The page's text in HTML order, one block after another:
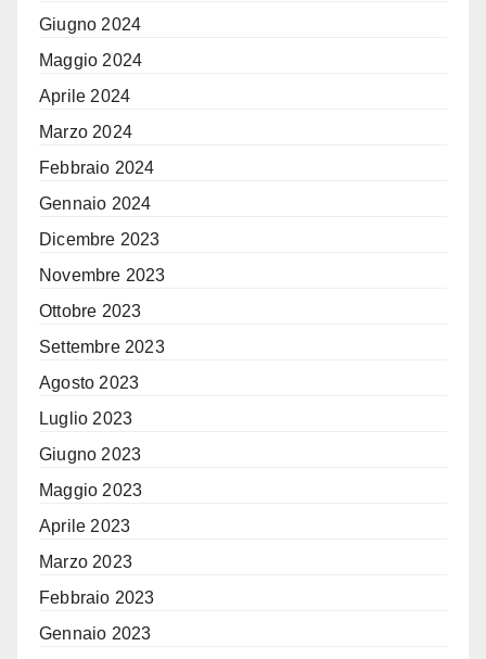
Giugno 2024
Maggio 2024
Aprile 2024
Marzo 2024
Febbraio 2024
Gennaio 2024
Dicembre 2023
Novembre 2023
Ottobre 2023
Settembre 2023
Agosto 2023
Luglio 2023
Giugno 2023
Maggio 2023
Aprile 2023
Marzo 2023
Febbraio 2023
Gennaio 2023